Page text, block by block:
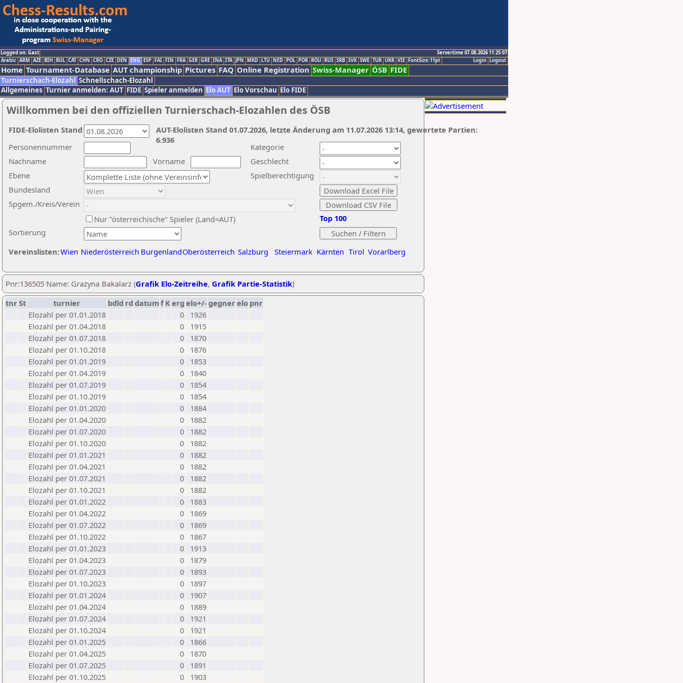
Logged on: Gast
Servertime 07.08.2026 11:25:07
Logout
Login
Arabic ARM AZE BIH BUL CAT CHN CRO CZE DEN ENG ESP FAI FIN FRA GER GRE INA ITA JPN MKD LTU NED POL POR ROU RUS SRB SVK SWE TUR UKR VIE FontSize:11pt
Home Tournament-Database AUT championship Pictures FAQ Online Registration Swiss-Manager ÖSB FIDE
Turnierschach-Elozahl Schnellschach-Elozahl
Allgemeines Turnier anmelden: AUT FIDE Spieler anmelden Elo AUT Elo Vorschau Elo FIDE
Willkommen bei den offiziellen Turnierschach-Elozahlen des ÖSB
Nachname
Vorname
Ebene
Kategorie
Sortierung
Personennummer
Bundesland
Spgem./Kreis/Verein
Geschlecht
Nur "österreichische" Spieler (Land=AUT)
Spielberechtigung
Vereinslisten:Wien Niederösterreich BurgenlandOberösterreich Salzburg Steiermark Kärnten Tirol Vorarlberg
Top 100
AUT-Elolisten Stand 01.07.2026, letzte Änderung am 11.07.2026 13:14, gewertete Partien:
6.936
FIDE-Elolisten Stand
Pnr:136505 Name: Grazyna Bakalarz (Grafik Elo-Zeitreihe, Grafik Partie-Statistik)
tnrSt turnier bdld rd datumf Kerg elo+/-gegnerelo pnr
Elozahl per 01.01.2018
0
1926
Elozahl per 01.04.2018
0
1915
Elozahl per 01.07.2018
0
1870
Elozahl per 01.10.2018
0
1876
Elozahl per 01.01.2019
0
1853
Elozahl per 01.04.2019
0
1840
Elozahl per 01.07.2019
0
1854
Elozahl per 01.10.2019
0
1854
Elozahl per 01.01.2020
0
1884
Elozahl per 01.04.2020
0
1882
Elozahl per 01.07.2020
0
1882
Elozahl per 01.10.2020
0
1882
Elozahl per 01.01.2021
0
1882
Elozahl per 01.04.2021
0
1882
Elozahl per 01.07.2021
0
1882
Elozahl per 01.10.2021
0
1882
Elozahl per 01.01.2022
0
1883
Elozahl per 01.04.2022
0
1869
Elozahl per 01.07.2022
0
1869
Elozahl per 01.10.2022
0
1867
Elozahl per 01.01.2023
0
1913
Elozahl per 01.04.2023
0
1879
Elozahl per 01.07.2023
0
1893
Elozahl per 01.10.2023
0
1897
Elozahl per 01.01.2024
0
1907
Elozahl per 01.04.2024
0
1889
Elozahl per 01.07.2024
0
1921
Elozahl per 01.10.2024
0
1921
Elozahl per 01.01.2025
0
1866
Elozahl per 01.04.2025
0
1870
Elozahl per 01.07.2025
0
1891
Elozahl per 01.10.2025
0 1903